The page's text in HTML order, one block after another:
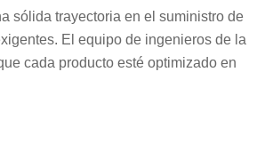
sólida trayectoria en el suministro de
El equipo de ingenieros de la
cada producto esté optimizado en